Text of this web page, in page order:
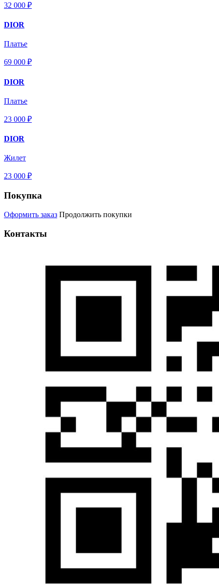
32 000 ₽
DIOR
Платье
69 000 ₽
DIOR
Платье
23 000 ₽
DIOR
Жилет
23 000 ₽
Покупка
Оформить заказ Продолжить покупки
Контакты